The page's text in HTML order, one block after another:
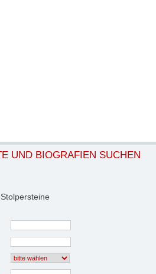
UND BIOGRAFIEN SUCHEN